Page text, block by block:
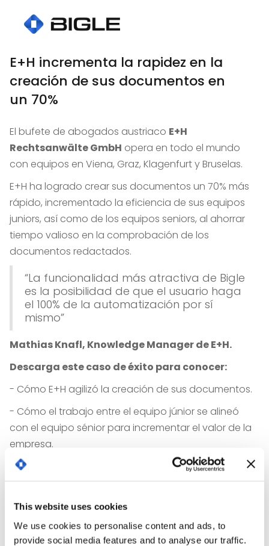
This website uses cookies
We use cookies to personalise content and ads, to
provide social media features and to analyse our traffic.
E+H incrementa la rapidez en la
creación de sus documentos en
un 70%
El bufete de abogados austriaco E+H
Rechtsanwälte GmbH opera en todo el mundo
con equipos en Viena, Graz, Klagenfurt y Bruselas.
E+H ha logrado crear sus documentos un 70% más
rápido, incrementado la eficiencia de sus equipos
juniors, así como de los equipos seniors, al ahorrar
tiempo valioso en la comprobación de los
documentos redactados.
“La funcionalidad más atractiva de Bigle
es la posibilidad de que el usuario haga
el 100% de la automatización por sí
mismo”
Mathias Knafl, Knowledge Manager de E+H.
Descarga este caso de éxito para conocer:
- Cómo E+H agilizó la creación de sus documentos.
- Cómo el trabajo entre el equipo júnior se alineó
con el equipo sénior para incrementar el valor de la
empresa.
- Cómo lograron automatizar sus documentos más
complejos, como Instancias en el Registro Mercantil,